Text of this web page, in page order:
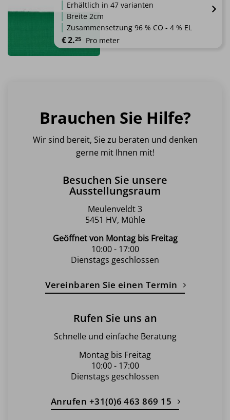
werden
auf.
Optionen
können
Erhältlich in 47 varianten
Breite 2cm
Zusammensetzung 96 % CO - 4 % EL
€2.25 Pro meter
auf.
Die
Optionen
können
auf
Produktseite
gewählt
Brauchen Sie Hilfe?
Wir sind bereit, Sie zu beraten und denken
gerne mit Ihnen mit!
Besuchen Sie unsere
Ausstellungsraum
Meulenveldt 3
5451 HV, Mühle
Geöffnet von Montag bis Freitag
10:00 - 17:00
Dienstags geschlossen
Vereinbaren Sie einen Termin
Rufen Sie uns an
Schnelle und einfache Beratung
Montag bis Freitag
10:00 - 17:00
Dienstags geschlossen
Anrufen +31(0)6 463 869 15